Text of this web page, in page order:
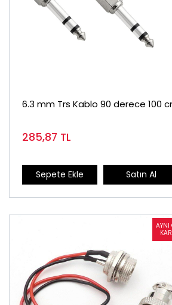
6.3 mm Trs Kablo 90 derece 100
285,87 TL
Sepete Ekle Satın Al